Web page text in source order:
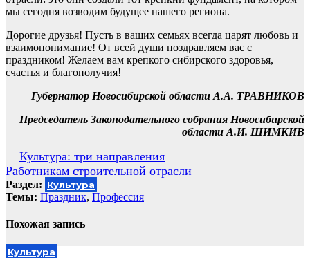
мы сегодня возводим будущее нашего региона.
Дорогие друзья! Пусть в ваших семьях всегда царят любовь и
взаимопонимание! От всей души поздравляем вас с
праздником! Желаем вам крепкого сибирского здоровья,
счастья и благополучия!
Губернатор Новосибирской области А.А. ТРАВНИКОВ
Председатель Законодательного собрания Новосибирской
области А.И. ШИМКИВ
Навигация
по
записям
Культура: три направления
Работникам строительной отрасли
Раздел: Культура
Темы: Праздник, Профессия
Похожая запись
Культура